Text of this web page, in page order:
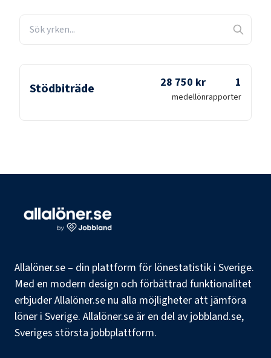
Stödbiträde 28 750 kr
medellön
1
rapporter
Allalöner.se – din plattform för lönestatistik i Sverige.
Med en modern design och förbättrad funktionalitet
erbjuder Allalöner.se nu alla möjligheter att jämföra
löner i Sverige. Allalöner.se är en del av jobbland.se,
Sveriges största jobbplattform.